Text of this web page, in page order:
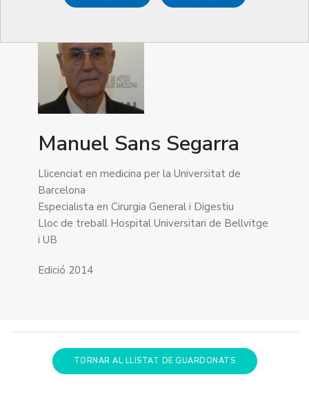
Manuel Sans Segarra
Llicenciat en medicina per la Universitat de
Barcelona
Especialista en Cirurgia General i Digestiu
Lloc de treball Hospital Universitari de Bellvitge
i UB
Edició 2014
TORNAR AL LLISTAT DE GUARDONATS